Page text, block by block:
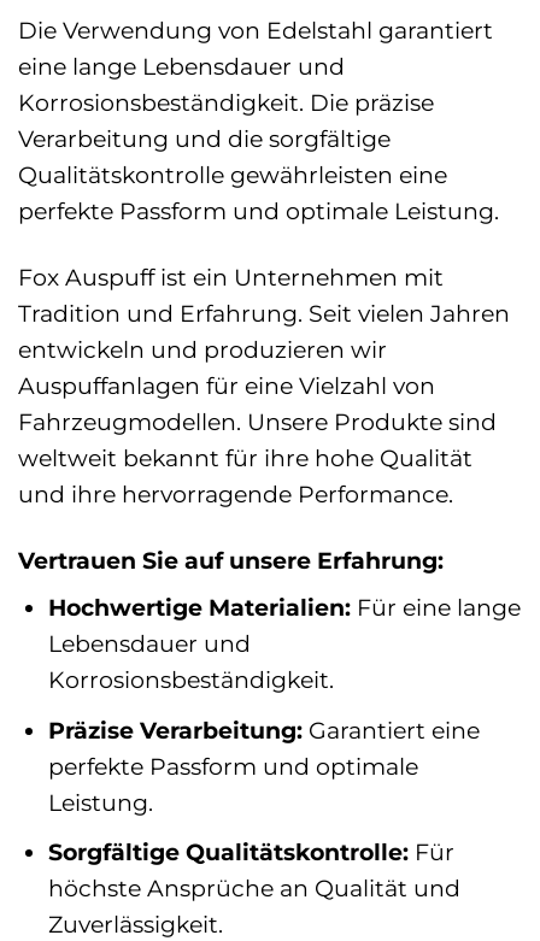
Die Verwendung von Edelstahl garantiert
eine lange Lebensdauer und
Korrosionsbeständigkeit. Die präzise
Verarbeitung und die sorgfältige
Qualitätskontrolle gewährleisten eine
perfekte Passform und optimale Leistung.
Fox Auspuff ist ein Unternehmen mit
Tradition und Erfahrung. Seit vielen Jahren
entwickeln und produzieren wir
Auspuffanlagen für eine Vielzahl von
Fahrzeugmodellen. Unsere Produkte sind
weltweit bekannt für ihre hohe Qualität
und ihre hervorragende Performance.
Vertrauen Sie auf unsere Erfahrung:
Hochwertige Materialien:Für eine lange
Lebensdauer und
Korrosionsbeständigkeit.
Präzise Verarbeitung:Garantiert eine
perfekte Passform und optimale
Leistung.
Sorgfältige Qualitätskontrolle:Für
höchste Ansprüche an Qualität und
Zuverlässigkeit.